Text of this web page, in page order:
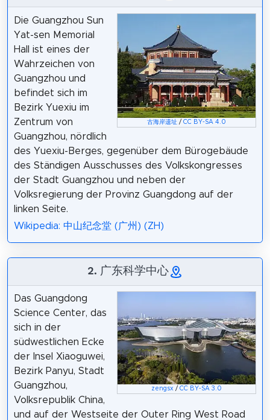
古海岸遗址 /CC BY-SA 4.0
Die Guangzhou Sun
Yat-sen Memorial
Hall ist eines der
Wahrzeichen von
Guangzhou und
befindet sich im
Bezirk Yuexiu im
Zentrum von
Guangzhou, nördlich
des Yuexiu-Berges, gegenüber dem Bürogebäude
des Ständigen Ausschusses des Volkskongresses
der Stadt Guangzhou und neben der
Volksregierung der Provinz Guangdong auf der
linken Seite.
Wikipedia: 中山纪念堂 (广州) (ZH)
2. 广东科学中心
zengsx /CC BY-SA 3.0
Das Guangdong
Science Center, das
sich in der
südwestlichen Ecke
der Insel Xiaoguwei,
Bezirk Panyu, Stadt
Guangzhou,
Volksrepublik China,
und auf der Westseite der Outer Ring West Road